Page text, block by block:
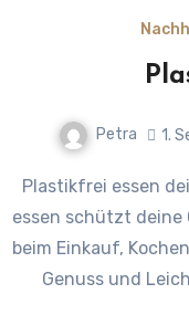
Petra 1.
Plastikfrei essen deiner Gesundheit zuliebe Plastikfrei
essen schützt deine
beim Einkauf,
Genuss und